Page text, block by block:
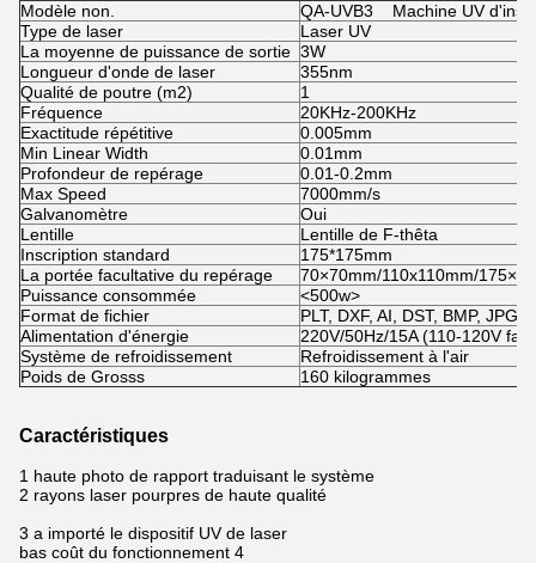
Modèle non. QA-UVB3 Machine UV
Type de laser
Laser UV
La moyenne de puissance de sortie 3W
Longueur d'onde de laser
355nm
Qualité de poutre (m2)
1
Fréquence
20KHz-200KHz
Exactitude répétitive
0.005mm
Min Linear Width
0.01mm
Profondeur de repérage
0.01-0.2mm
Max Speed
7000mm/s
Galvanomètre
Oui
Lentille
Lentille de F-thêta
Inscription standard
175*175mm
La portée facultative du repérage
70×70mm/110x110mm/
Puissance consommée
<500w>
Format de fichier
PLT, DXF, AI, DST, BMP, JPG,
Alimentation d'énergie
220V/50Hz/15A (110-120V
Système de refroidissement
Refroidissement à l'air
Poids de Grosss
160 kilogrammes
Caractéristiques
1 haute photo de rapport traduisant le système
2 rayons laser pourpres de haute qualité
3 a importé le dispositif UV de laser
bas coût du fonctionnement 4